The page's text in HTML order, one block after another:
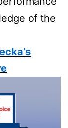
of the